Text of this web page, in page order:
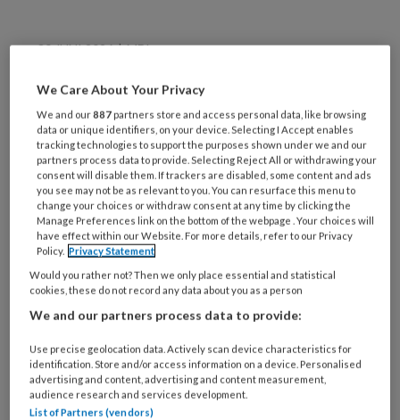
30 JUNI 2026 MDL
wat moeten huisartsen
weten?
16 JUNI 2026 LEEFSTIJLGENEESKUNDE
TikTok-geneeskunde en
medische desinformatie
We Care About Your Privacy
We and our887 partners store and access personal data, like browsing
data or unique identifiers, on your device. Selecting I Accept enables
tracking technologies to support the purposes shown under we and our
partners process data to provide. Selecting Reject All or withdrawing your
consent will disable them. If trackers are disabled, some content and ads
you see may not be as relevant to you. You can resurface this menu to
change your choices or withdraw consent at any time by clicking the
Manage Preferences link on the bottom of the webpage . Your choices will
have effect within our Website. For more details, refer to our Privacy
Policy. Privacy Statement
Would you rather not? Then we only place essential and statistical
cookies, these do not record any data about you as a person
We and our partners process data to provide:
Use precise geolocation data. Actively scan device characteristics for
identification. Store and/or access information on a device. Personalised
advertising and content, advertising and content measurement,
audience research and services development.
List of Partners (vendors)